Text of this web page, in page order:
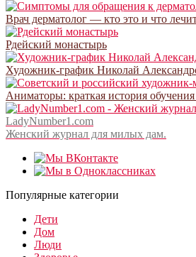
Врач дерматолог — кто это и что
Рдейский монастырь
Художник-график Николай
Аниматоры: краткая история
LadyNumber1.com
Женский журнал для милых дам.
Популярные категории
Дети
Дом
Люди